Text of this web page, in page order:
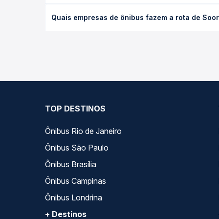
antecedência da compra. Na Quero Passagem
Quais empresas de ônibus fazem a rota de
TOP DESTINOS
Ônibus Rio de Janeiro
Ônibus São Paulo
Ônibus Brasília
Ônibus Campinas
Ônibus Londrina
+ Destinos